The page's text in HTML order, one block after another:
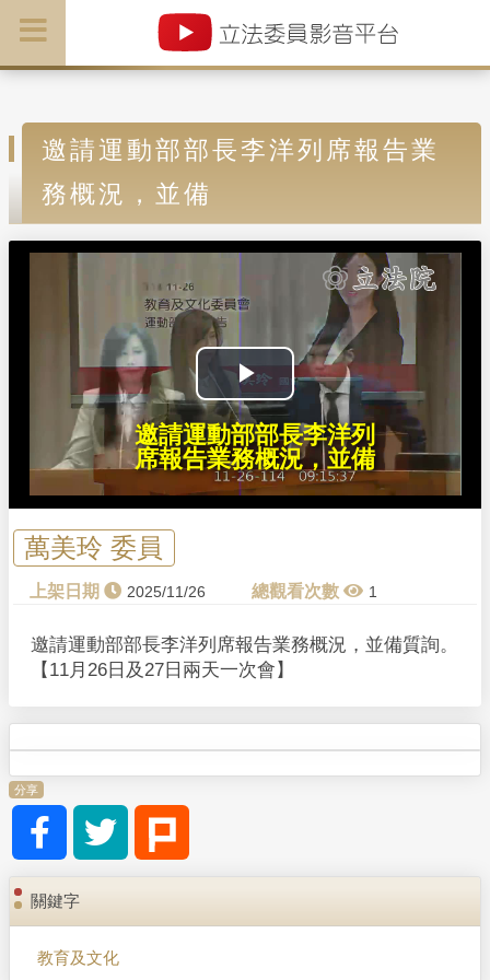
邀請運動部部長李洋列席報告業
務概況，並備
P
l
a
V
i
e
邀請運動部部長李洋列
席報告業務概況，並備
萬美玲 委員
2025/11/26 1
邀請運動部部長李洋列席報告業務概況，並備質詢。
【11月26日及27日兩天一次會】
分享
關鍵字
教育及文化